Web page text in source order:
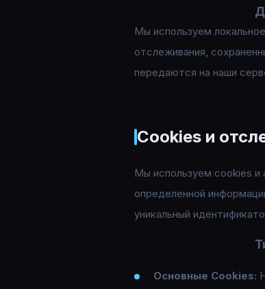
Мы используем
отслеживания,
передаются на наши
Cookies и
Мы используем cookies и
определенной
уникальный
Основные Cookies: